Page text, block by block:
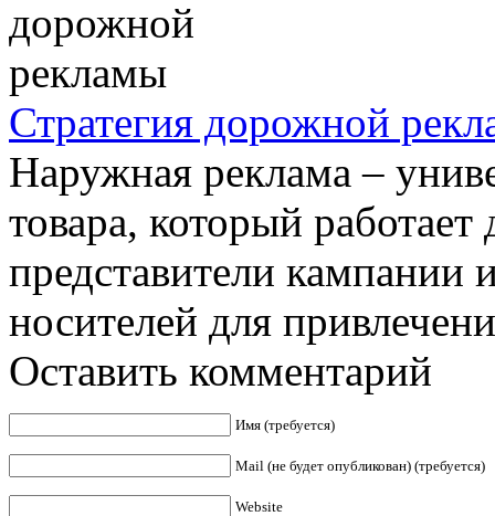
Стратегия дорожной
Наружная реклама –
товара, который
представители кампании
носителей для
Оставить комментарий
Имя (требуется)
Mail (не будет опубликован) (требуется)
Website